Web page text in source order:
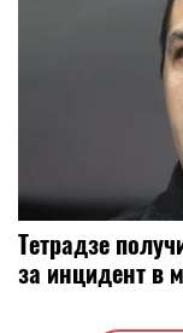
Тетрадзе
за инцидент в